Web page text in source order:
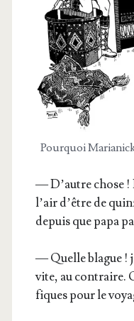
Pour­quoi
— D’autre chose !
l’air d’être de
depuis que papa
— Quelle blague !
vite, au contraire.
fiques pour le